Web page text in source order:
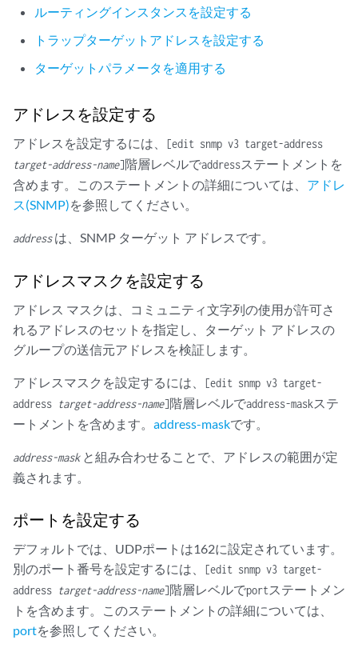
ルーティングインスタンスを設定する
トラップターゲットアドレスを設定する
ターゲットパラメータを適用する
アドレスを設定する
アドレスを設定するには、
[edit snmp v3 target-address
target-address-name]階層レベルでaddressステートメントを
含めます。このステートメントの詳細については、 アドレ
ス(SNMP)を参照してください。
addressは、SNMP ターゲット アドレスです。
アドレスマスクを設定する
アドレス マスクは、コミュニティ文字列の使用が許可さ
れるアドレスのセットを指定し、ターゲット アドレスの
グループの送信元アドレスを検証します。
アドレスマスクを設定するには、
[edit snmp v3 target-
address target-address-name]階層レベルでaddress-maskステ
ートメントを含めます。 address-maskです。
address-maskと組み合わせることで、アドレスの範囲が定
義されます。
ポートを設定する
デフォルトでは、UDPポートは162に設定されています。
別のポート番号を設定するには、
[edit snmp v3 target-
address target-address-name]階層レベルでportステートメン
トを含めます。このステートメントの詳細については、
portを参照してください。